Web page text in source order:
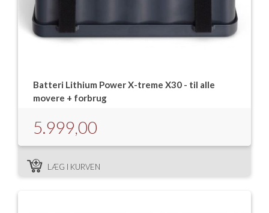
Batteri Lithium Power X-treme X30 - til alle
movere + forbrug
5.999,00
LÆG I KURVEN